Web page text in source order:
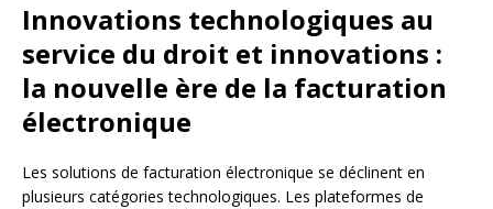
Innovations technologiques au
service du droit et innovations :
la nouvelle ère de la facturation
électronique
Les solutions de facturation électronique se déclinent en
plusieurs catégories technologiques. Les plateformes de